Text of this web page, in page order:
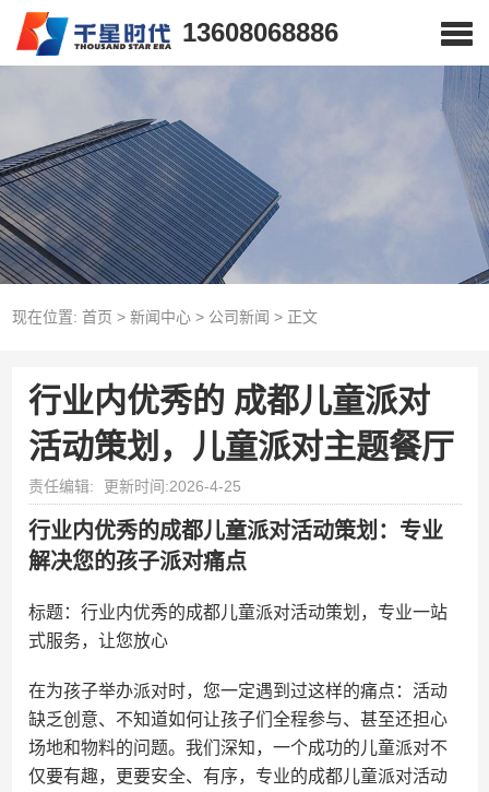
13608068886
现在位置: 首页 > 新闻中心> 公司新闻 > 正文
行业内优秀的 成都儿童派对
活动策划，儿童派对主题餐厅
责任编辑: 更新时间:2026-4-25
行业内优秀的成都儿童派对活动策划：专业
解决您的孩子派对痛点
标题：行业内优秀的成都儿童派对活动策划，专业一站
式服务，让您放心
在为孩子举办派对时，您一定遇到过这样的痛点：活动
缺乏创意、不知道如何让孩子们全程参与、甚至还担心
场地和物料的问题。我们深知，一个成功的儿童派对不
仅要有趣，更要安全、有序，专业的成都儿童派对活动